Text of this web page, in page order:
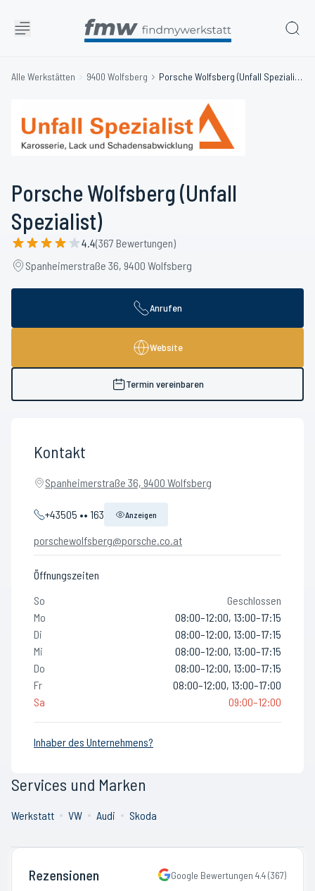
Alle Werkstätten 9400 Wolfsberg Porsche Wolfsberg (Unfall Spezialist)
Porsche Wolfsberg (Unfall
Spezialist)
4.4(367 Bewertungen)
Spanheimerstraße 36, 9400 Wolfsberg
Anrufen
Website
Termin vereinbaren
Kontakt
Spanheimerstraße 36, 9400 Wolfsberg
+43505 •• 163 Anzeigen
porschewolfsberg@porsche.co.at
Öffnungszeiten
So
Geschlossen
Mo
08:00–12:00, 13:00–17:15
Di
08:00–12:00, 13:00–17:15
Mi
08:00–12:00, 13:00–17:15
Do
08:00–12:00, 13:00–17:15
Fr
08:00–12:00, 13:00–17:00
Sa
09:00–12:00
Inhaber des Unternehmens?
Services und Marken
Werkstatt VW Audi Skoda
Rezensionen Google Bewertungen 4.4(367)